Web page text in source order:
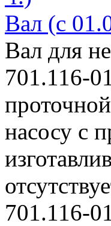
Вал (с
Вал для
701.116-
насосу с
701.116-01